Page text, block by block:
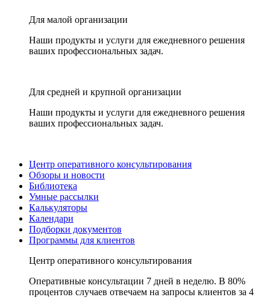
Для малой организации
Наши продукты и услуги для ежедневного решения
ваших профессиональных задач.
Для средней и крупной организации
Наши продукты и услуги для ежедневного решения
ваших профессиональных задач.
Центр оперативного консультирования
Обзоры и новости
Библиотека
Умные рассылки
Калькуляторы
Календари
Подборки документов
Программы для клиентов
Центр оперативного консультирования
Оперативные консультации 7 дней в неделю. В 80%
процентов случаев отвечаем на запросы клиентов за 4